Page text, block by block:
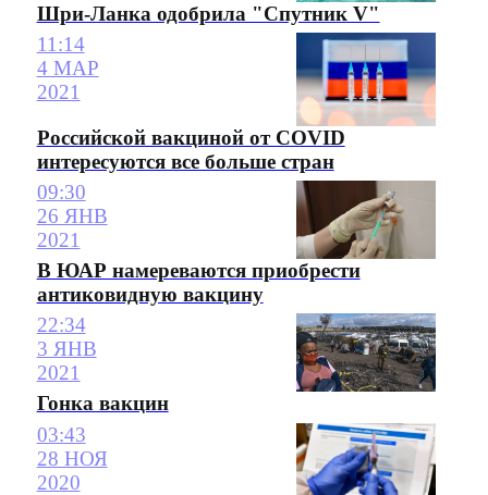
Шри-Ланка одобрила "Спутник V"
11:14
4 МАР
2021
Российской вакциной от COVID
интересуются все больше стран
09:30
26 ЯНВ
2021
В ЮАР намереваются приобрести
антиковидную вакцину
22:34
3 ЯНВ
2021
Гонка вакцин
03:43
28 НОЯ
2020